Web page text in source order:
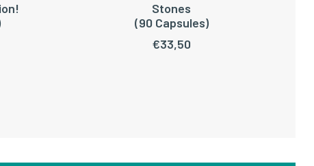
TOEVOEGEN AAN WINKELWAGEN
Stones
(90 Capsules)
€33,50